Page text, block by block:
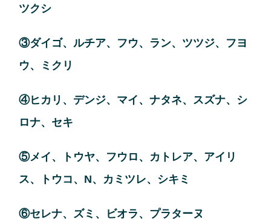
ツクシ
③ダイゴ、ルチア、フウ、ラン、ツツジ、フヨ
ウ、ミクリ
④ヒカリ、デンジ、マイ、ナタネ、スズナ、シ
ロナ、セキ
⑤メイ、トウヤ、フウロ、カトレア、アイリ
ス、トウコ、N、カミツレ、シキミ
⑥セレナ、ズミ、ビオラ、プラターヌ